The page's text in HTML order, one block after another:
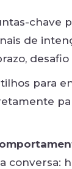
chave
de
para
conversa: